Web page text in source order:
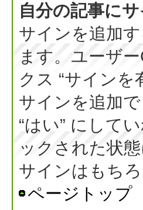
自分の記事に
サインを追加
ます。ユーザ
クス “サイン
サインを追加
“はい” にして
ックされた状
サインはもち
ページトップ